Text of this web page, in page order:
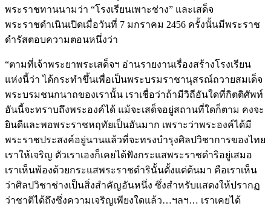
พระราชทานนามว่า “โรงเรียนเพาะช่าง” และเสด็จ
พระราชดำเนินเปิดเมื่อวันที่ 7 มกราคม 2456 ครั้งนั้นมีพระราช
ดำรัสตอบความตอนหนึ่งว่า
“ตามที่เจ้าพระยาพระเสด็จฯ อ่านรายงานเรื่องสร้างโรงเรียน
แห่งนี้ว่า ได้กระทำขึ้นเพื่อเป็นพระบรมราชานุสรณ์ถวายสมเด็จ
พระบรมชนกนาถของเรานั้น เราเชื่อว่าถ้ามีวิถีอันใดที่กิตติศัพท์
อันนี้จะทราบถึงพระองค์ได้ แม้จะเสด็จอยู่สถานที่ใดก็ตาม คงจะ
ยินดีและพอพระราชหฤทัยเป็นอันมาก เพราะว่าพระองค์ได้มี
พระราชประสงค์อยู่นานแล้วที่จะทรงบำรุงศิลปวิชาการของไทย
เราให้เจริญ ตัวเราเองก็เคยได้ฟังกระแสพระราชดำริอยู่เสมอ
เราเห็นพ้องด้วยกระแสพระราชดำรินั้นตั้งแต่ต้นมา คือเราเห็น
ว่าศิลปวิชาช่างเป็นสิ่งสำคัญอันหนึ่ง ซึ่งสำหรับแสดงให้ปรากฏ
ว่าชาติได้ถึงซึ่งความเจริญเพียงใดแล้ว…ฯลฯ… เราเคยได้